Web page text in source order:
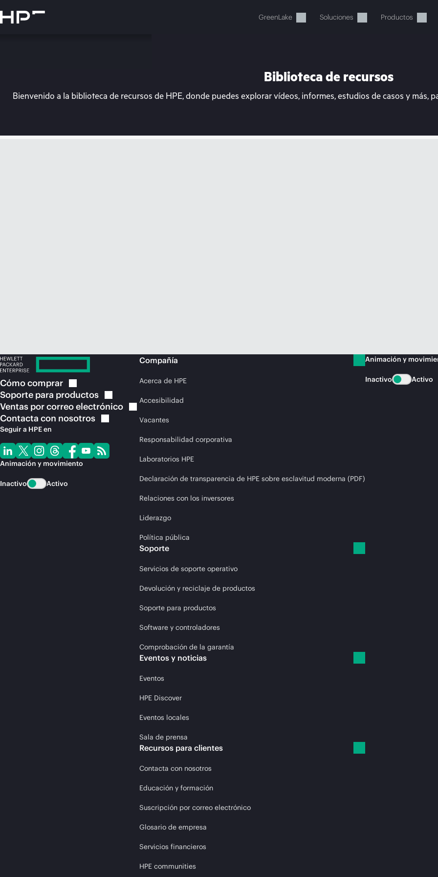
al
contenido
GreenLake Soluciones Productos
En estos momentos, tu cesta está
Biblioteca de recursos
Bienvenido a la biblioteca de recursos de HPE, donde puedes explorar vídeos, informes, estudios de casos y más,
Cómocomprar
Soporte para productos
Ventas por correoelectrónico
Contacta con nosotros
Seguir a HPE en
Animación y movimiento
Inactivo Activo
Compañía
Acerca de HPE
Accesibilidad
Vacantes
Responsabilidad corporativa
Laboratorios HPE
Declaración de transparencia de HPE sobre esclavitud moderna (PDF)
Relaciones con los inversores
Liderazgo
Política pública
Soporte
Servicios de soporte operativo
Devolución y reciclaje de productos
Soporte para productos
Software y controladores
Comprobación de la garantía
Eventos y noticias
Eventos
HPE Discover
Eventos locales
Sala de prensa
Recursos para clientes
Contacta con nosotros
Educación y formación
Suscripción por correo electrónico
Glosario de empresa
Servicios financieros
HPE communities
Animación y
Inactivo Activo